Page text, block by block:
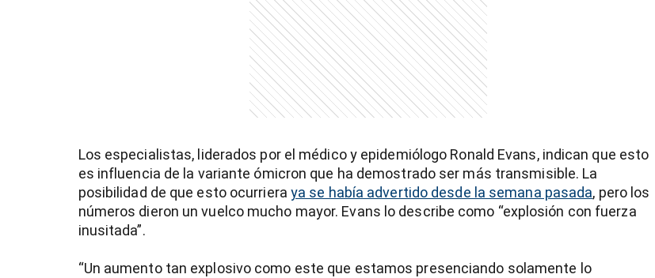
Los especialistas, liderados por el médico y epidemiólogo Ronald Evans, indican que esto
es influencia de la variante ómicron que ha demostrado ser más transmisible. La
posibilidad de que esto ocurriera ya se había advertido desde la semana pasada, pero los
números dieron un vuelco mucho mayor. Evans lo describe como “explosión con fuerza
inusitada”.
“Un aumento tan explosivo como este que estamos presenciando solamente lo